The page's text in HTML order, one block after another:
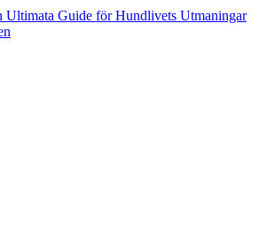
Ultimata Guide för Hundlivets Utmaningar